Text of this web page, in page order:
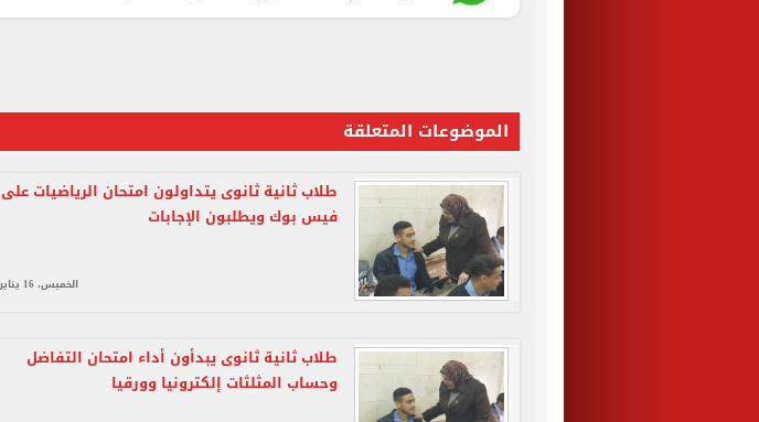
الموضوعات المتعلقة
طلاب ثانية ثانوى يتداولون امتحان الرياضيات على
فيس بوك ويطلبون الإجابات
الخميس، 16 يناير 2020 09:41 ص
طلاب ثانية ثانوى يبدأون أداء امتحان التفاضل
وحساب المثلثات إلكترونيا وورقيا